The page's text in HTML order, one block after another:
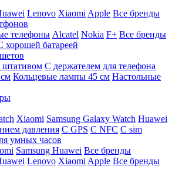
Lenovo Xiaomi Apple Все бренды
телефоны Alcatel Nokia F+ Все бренды
хорошей батареей
C держателем для телефона
Кольцевые лампы 45 см Настольные
Xiaomi Samsung Galaxy Watch Huawei
давления C GPS C NFC C sim
умных часов
Samsung Huawei Все бренды
Lenovo Xiaomi Apple Все бренды